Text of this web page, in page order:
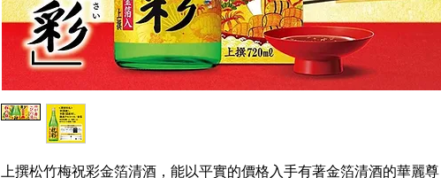
上撰松竹梅祝彩金箔清酒，能以平實的價格入手有著金箔清酒的華麗尊